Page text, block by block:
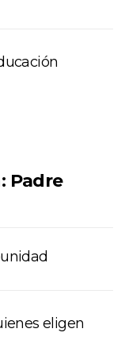
Padre
eligen